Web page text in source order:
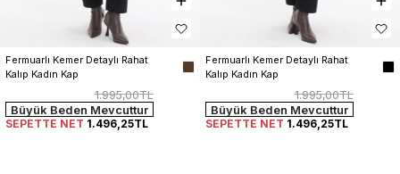
Fermuarlı Kemer Detaylı Rahat
Kalıp Kadın Kap
1.995,00TL
Büyük Beden Mevcuttur
SEPETTE NET 1.496,25TL
Fermuarlı Kemer Detaylı Rahat
Kalıp Kadın Kap
1.995,00TL
Büyük Beden Mevcuttur
SEPETTE NET 1.496,25TL